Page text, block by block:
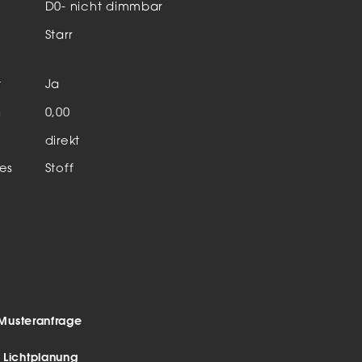
D0- nicht dimmbar
Starr
Ja
0,00
direkt
Stoff
Lichtplanung